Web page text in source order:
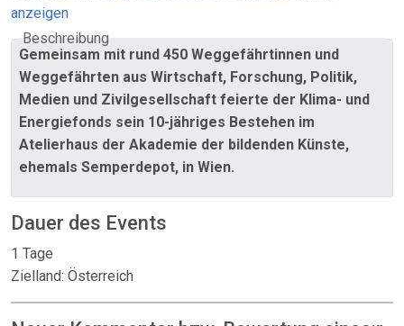
anzeigen
Beschreibung
Gemeinsam mit rund 450 Weggefährtinnen und
Weggefährten aus Wirtschaft, Forschung, Politik,
Medien und Zivilgesellschaft feierte der Klima- und
Energiefonds sein 10-jähriges Bestehen im
Atelierhaus der Akademie der bildenden Künste,
ehemals Semperdepot, in Wien.
Dauer des Events
1 Tage
Zielland: Österreich